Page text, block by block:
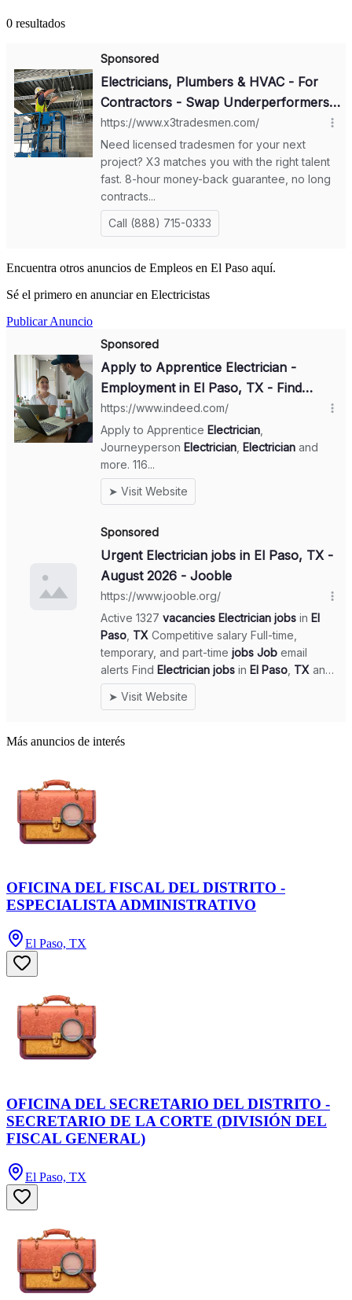
0 resultados
Encuentra otros anuncios de Empleos en El Paso aquí.
Sé el primero en anunciar en Electricistas
Publicar Anuncio
Más anuncios de interés
OFICINA DEL FISCAL DEL DISTRITO -
ESPECIALISTA ADMINISTRATIVO
El Paso, TX
OFICINA DEL SECRETARIO DEL DISTRITO -
SECRETARIO DE LA CORTE (DIVISIÓN DEL
FISCAL GENERAL)
El Paso, TX